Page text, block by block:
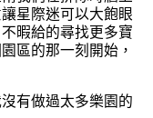
星際迷可以大飽眼
暇給的尋找更多寶
區的那一刻開始，
有做過太多樂園的